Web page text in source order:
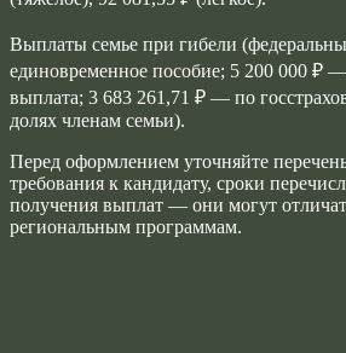
Выплаты семье при гибели
единовременное пособие; 5 200 000 ₽
выплата; 3 683 261,71 ₽ — по
долях членам семьи).
Перед оформлением уточняйте
требования к кандидату, сроки
получения выплат — они могут
региональным программам.